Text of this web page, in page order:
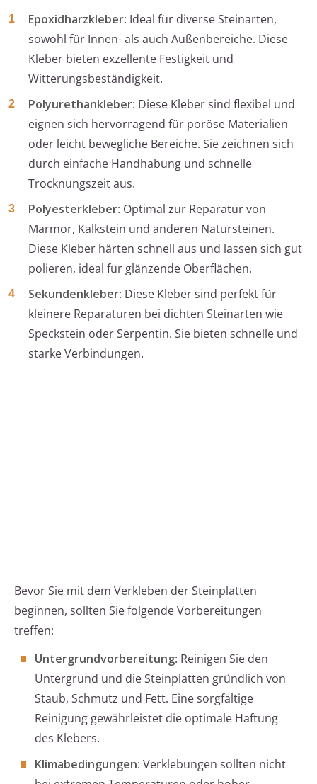
Epoxidharzkleber: Ideal für diverse Steinarten,
sowohl für Innen- als auch Außenbereiche. Diese
Kleber bieten exzellente Festigkeit und
Witterungsbeständigkeit.
Polyurethankleber: Diese Kleber sind flexibel und
eignen sich hervorragend für poröse Materialien
oder leicht bewegliche Bereiche. Sie zeichnen sich
durch einfache Handhabung und schnelle
Trocknungszeit aus.
Polyesterkleber: Optimal zur Reparatur von
Marmor, Kalkstein und anderen Natursteinen.
Diese Kleber härten schnell aus und lassen sich gut
polieren, ideal für glänzende Oberflächen.
Sekundenkleber: Diese Kleber sind perfekt für
kleinere Reparaturen bei dichten Steinarten wie
Speckstein oder Serpentin. Sie bieten schnelle und
starke Verbindungen.
Bevor Sie mit dem Verkleben der Steinplatten
beginnen, sollten Sie folgende Vorbereitungen
treffen:
Untergrundvorbereitung: Reinigen Sie den
Untergrund und die Steinplatten gründlich von
Staub, Schmutz und Fett. Eine sorgfältige
Reinigung gewährleistet die optimale Haftung
des Klebers.
Klimabedingungen: Verklebungen sollten nicht